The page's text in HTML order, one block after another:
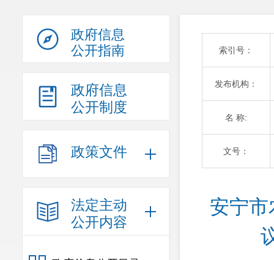
政府信息
公开指南
政府信息
公开制度
政策文件
法定主动
公开内容
索引号：
发布机构：
名 称:
文号：
安宁